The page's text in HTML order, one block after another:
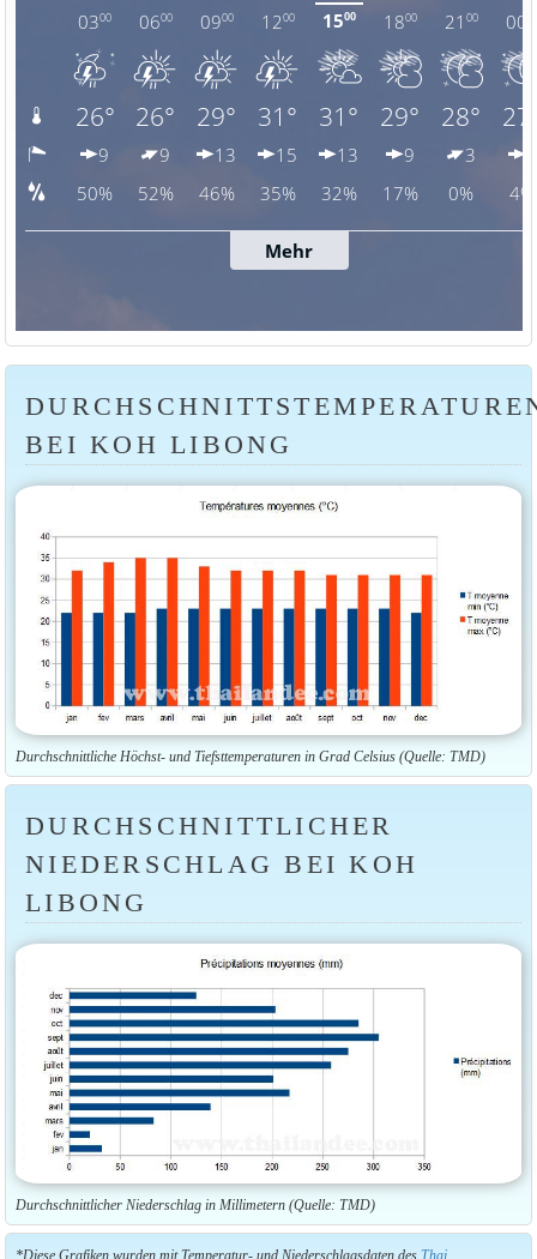
BEI KOH LIBONG
Durchschnittliche Höchst- und Tiefsttemperaturen in Grad Celsius (Quelle: TMD)
DURCHSCHNITTLICHER
NIEDERSCHLAG BEI KOH
LIBONG
Durchschnittlicher Niederschlag in Millimetern (Quelle: TMD)
*Diese Grafiken wurden mit Temperatur- und Niederschlagsdaten des Thai